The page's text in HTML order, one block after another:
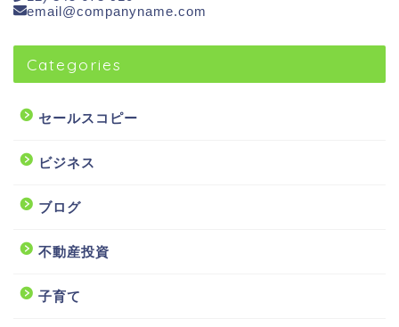
email@companyname.com
Categories
セールスコピー
ビジネス
ブログ
不動産投資
子育て